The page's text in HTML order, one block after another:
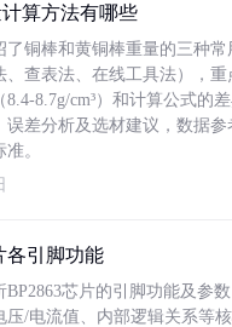
算方法有哪些
了铜棒和黄铜棒重量的三种常
、查表法、在线工具法），
8.7g/cm³）和计算公式的
误差分析及选材建议，数据参
。
各引脚功能
BP2863芯片的引脚功能及参
压/电流值、内部逻辑关系等